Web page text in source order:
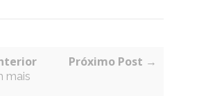
mais
Próximo Post →